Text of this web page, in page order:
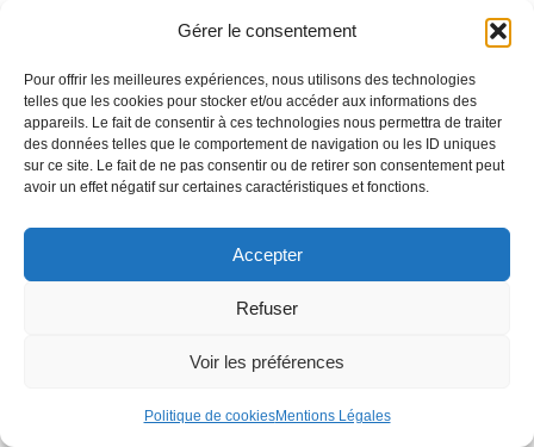
Gérer le consentement
Pour offrir les meilleures expériences, nous utilisons des technologies
telles que les cookies pour stocker et/ou accéder aux informations des
appareils. Le fait de consentir à ces technologies nous permettra de traiter
des données telles que le comportement de navigation ou les ID uniques
sur ce site. Le fait de ne pas consentir ou de retirer son consentement peut
avoir un effet négatif sur certaines caractéristiques et fonctions.
Accepter
Refuser
Voir les préférences
Politique de cookiesMentions Légales
© Carif-Oref Occitanie – 2025 – Mentions légales et Crédits
Voir toutes nos formations Nous contacter
Mentions légales | Gestion des cookies